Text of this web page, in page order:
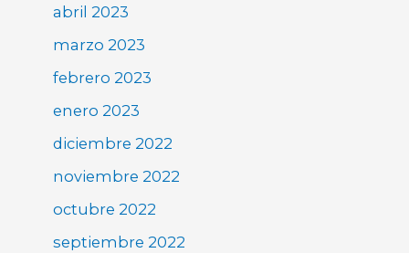
abril 2023
marzo 2023
febrero 2023
enero 2023
diciembre 2022
noviembre 2022
octubre 2022
septiembre 2022